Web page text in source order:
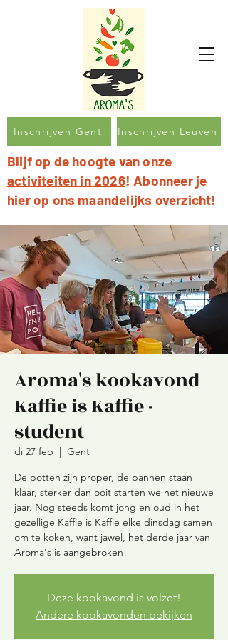
Inschrijven Gent Inschrijven Leuven
Blijf op de hoogte van onze
activiteiten in 2026! Abonneer je
hierop ons maandelijks overzicht!
Aroma's kookavond
Kaffie is Kaffie -
student
di 27 feb
  |
Gent
De potten zijn proper, de pannen staan
klaar, sterker dan ooit starten we het nieuwe
jaar. Nog steeds komt jong en oud in het
gezellige Kaffie is Kaffie elke dinsdag samen
om te koken, want jawel, het derde jaar van
Aroma's is aangebroken!
Deze kookavond is volzet!
Andere kookavonden bekijken